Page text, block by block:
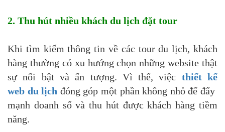
2. Thu hút nhiều khách du lịch đặt tour
Khi tìm kiếm thông tin về các tour du lịch, khách
hàng thường có xu hướng chọn những website thật
sự nổi bật và ấn tượng. Vì thế, việc thiết kế
web du lịch đóng góp một phần không nhỏ để đẩy
mạnh doanh số và thu hút được khách hàng tiềm
năng.